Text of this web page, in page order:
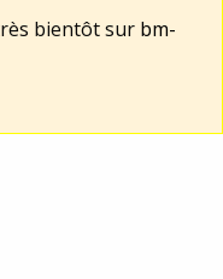
bientôt sur bm-